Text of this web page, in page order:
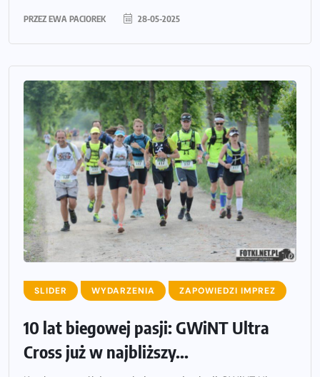
PRZEZ EWA PACIOREK 28-05-2025
SLIDER WYDARZENIA ZAPOWIEDZI IMPREZ
10 lat biegowej pasji: GWiNT Ultra
Cross już w najbliższy...